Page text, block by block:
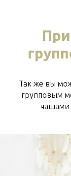
Так же вы
групповым
чашами